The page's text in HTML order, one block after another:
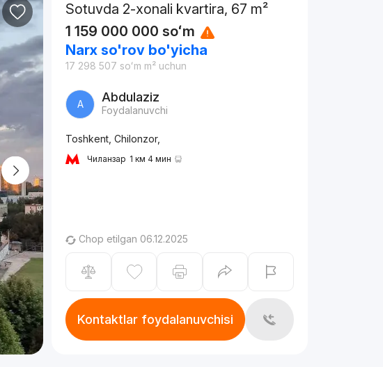
Sotuvda 2-xonali kvartira, 67 m²
1 159 000 000 soʻm
Narx so'rov bo'yicha
17 298 507 soʻm m² uchun
A Abdulaziz
Foydalanuvchi
Toshkent, Chilonzor,
Чиланзар 1 км 4 мин
Chop etilgan 06.12.2025
Kontaktlar foydalanuvchisi